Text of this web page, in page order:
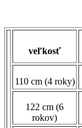
veľkosť
110 cm (4 roky)
122 cm (6
rokov)